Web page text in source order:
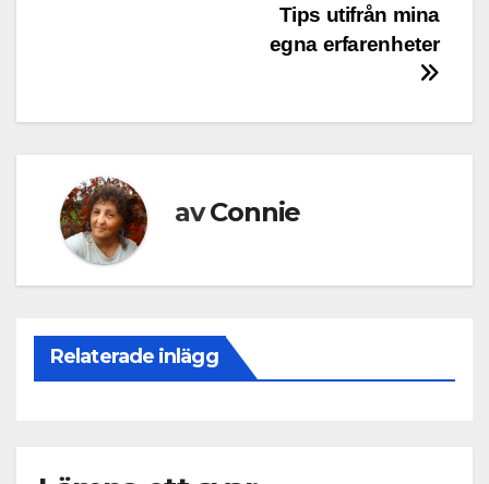
InläggsnavigeringTips utifrån mina
egna erfarenheter
avConnie
Relaterade inlägg